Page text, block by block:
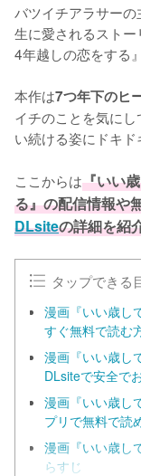
バツイチアラサー
生に愛されるスト
4年越しの恋をする』
本作は7つ年下のヒ
イチのことを気に
い続ける姿にドキド
ここからは『いい
る』の配信情報や
DLsiteの詳細を紹
タップできる
漫画『いい歳し
すぐ無料で読む
漫画『いい歳し
DLsiteで安全で
漫画『いい歳し
プリで無料で読
漫画『いい歳し
らすじ